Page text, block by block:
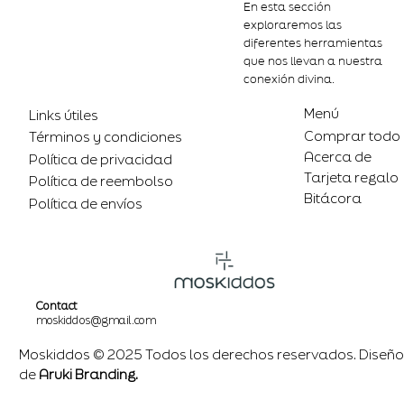
En esta sección
exploraremos las
diferentes herramientas
que nos llevan a nuestra
conexión divina.
Links útiles
Términos y condiciones
Política de privacidad
Política de reembolso
Política de envíos
Menú
Comprar todo
Acerca de
Tarjeta regalo
Bitácora
Contact
moskiddos@gmail.com
Moskiddos © 2025 Todos los derechos reservados. Diseño
de Aruki Branding.